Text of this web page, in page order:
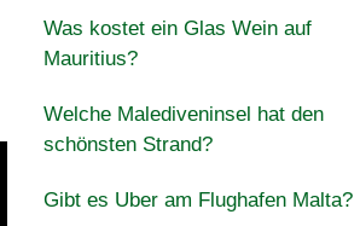
Was kostet ein Glas Wein auf
Mauritius?
Welche Malediveninsel hat den
schönsten Strand?
Gibt es Uber am Flughafen Malta?